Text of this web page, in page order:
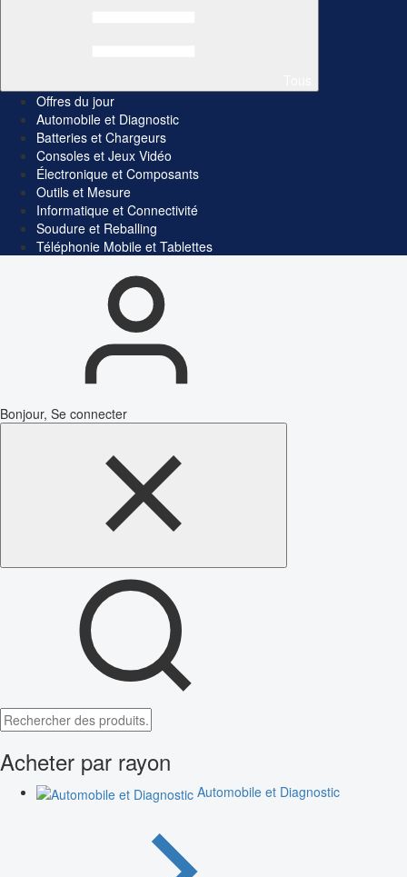
Offres du jour
Automobile et Diagnostic
Batteries et Chargeurs
Consoles et Jeux Vidéo
Électronique et Composants
Outils et Mesure
Informatique et Connectivité
Soudure et Reballing
Téléphonie Mobile et Tablettes
Bonjour, Se connecter
Acheter par rayon
Automobile et Diagnostic